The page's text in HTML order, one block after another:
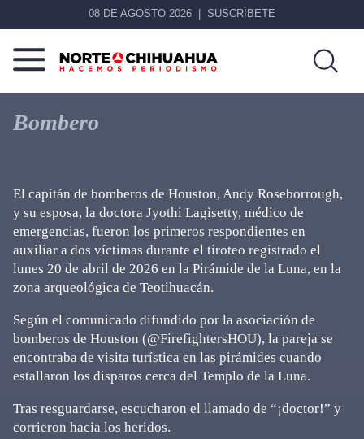
08 DE AGOSTO 2026 SUSCRÍBETE
Norte
De
Chihuahua
Más
que
noticias,
Bombero
El capitán de bomberos de Houston, Andy Roseborrough,
y su esposa, la doctora Jyothi Lagisetty, médico de
emergencias, fueron los primeros respondientes en
auxiliar a dos víctimas durante el tiroteo registrado el
lunes 20 de abril de 2026 en la Pirámide de la Luna, en la
zona arqueológica de Teotihuacán.
Según el comunicado difundido por la asociación de
bomberos de Houston (@FirefightersHOU), la pareja se
encontraba de visita turística en las pirámides cuando
estallaron los disparos cerca del Templo de la Luna.
Tras resguardarse, escucharon el llamado de “¡doctor!” y
corrieron hacia los heridos.